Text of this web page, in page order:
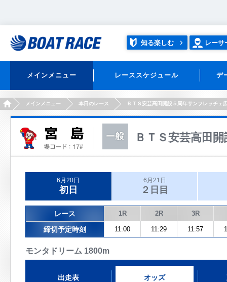
知る楽しむ レーサ
メインメニュー レーススケジュール デ
HOMEメインメニュー 本日のレース ＢＴＳ安芸高田開設５周年サンフレッチェ
ＢＴＳ安芸高田
6月20日
初日
6月21日
２日目
レース 1R 2R 3R
締切予定時刻 11:00 11:29 11:57
モンタドリーム 1800m
出走表 オッズ